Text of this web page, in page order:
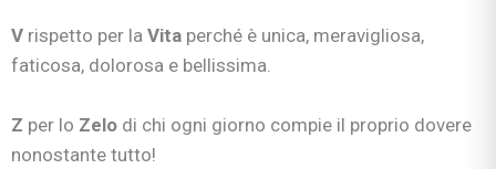
V rispetto per la Vita perché è unica, meravigliosa,
faticosa, dolorosa e bellissima.
Z per lo Zelo di chi ogni giorno compie il proprio dovere
nonostante tutto!